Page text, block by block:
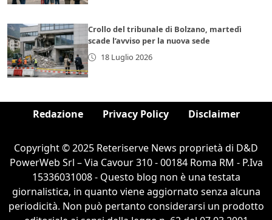
Crollo del tribunale di Bolzano, martedì
scade l’avviso per la nuova sede
18 Luglio 2026
Redazione Privacy Policy Disclaimer
Copyright © 2025 Reteriserve News proprietà di D&D
PowerWeb Srl – Via Cavour 310 - 00184 Roma RM - P.Iva
15336031008 - Questo blog non è una testata
giornalistica, in quanto viene aggiornato senza alcuna
periodicità. Non può pertanto considerarsi un prodotto